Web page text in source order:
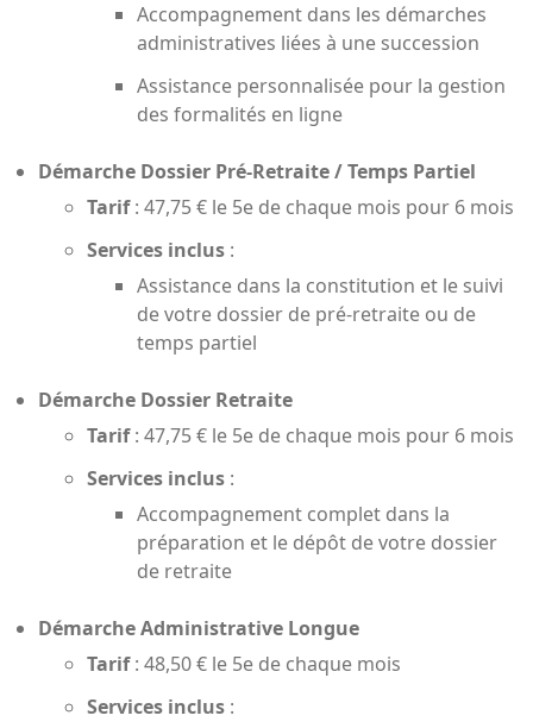
Accompagnement dans les démarches
administratives liées à une succession
Assistance personnalisée pour la gestion
des formalités en ligne
Démarche Dossier Pré-Retraite / Temps Partiel
Tarif: 47,75 € le 5e de chaque mois pour 6 mois
Services inclus :
Assistance dans la constitution et le suivi
de votre dossier de pré-retraite ou de
temps partiel
Démarche Dossier Retraite
Tarif: 47,75 € le 5e de chaque mois pour 6 mois
Services inclus :
Accompagnement complet dans la
préparation et le dépôt de votre dossier
de retraite
Démarche Administrative Longue
Tarif: 48,50 € le 5e de chaque mois
Services inclus :